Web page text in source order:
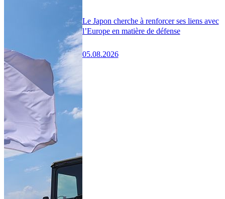
Le Japon cherche à renforcer ses liens avec
l’Europe en matière de défense
05.08.2026